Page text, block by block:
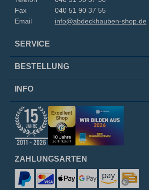
Fax
040 51 90 37 55
Email
info@abdeckhauben-shop.de
SERVICE
BESTELLUNG
INFO
ZAHLUNGSARTEN